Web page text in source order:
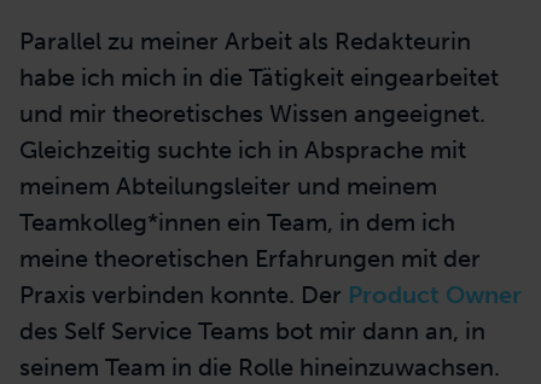
Parallel zu meiner Arbeit als Redakteurin
habe ich mich in die Tätigkeit eingearbeitet
und mir theoretisches Wissen angeeignet.
Gleichzeitig suchte ich in Absprache mit
meinem Abteilungsleiter und meinem
Teamkolleg*innen ein Team, in dem ich
meine theoretischen Erfahrungen mit der
Praxis verbinden konnte. Der Product Owner
des Self Service Teams bot mir dann an, in
seinem Team in die Rolle hineinzuwachsen.